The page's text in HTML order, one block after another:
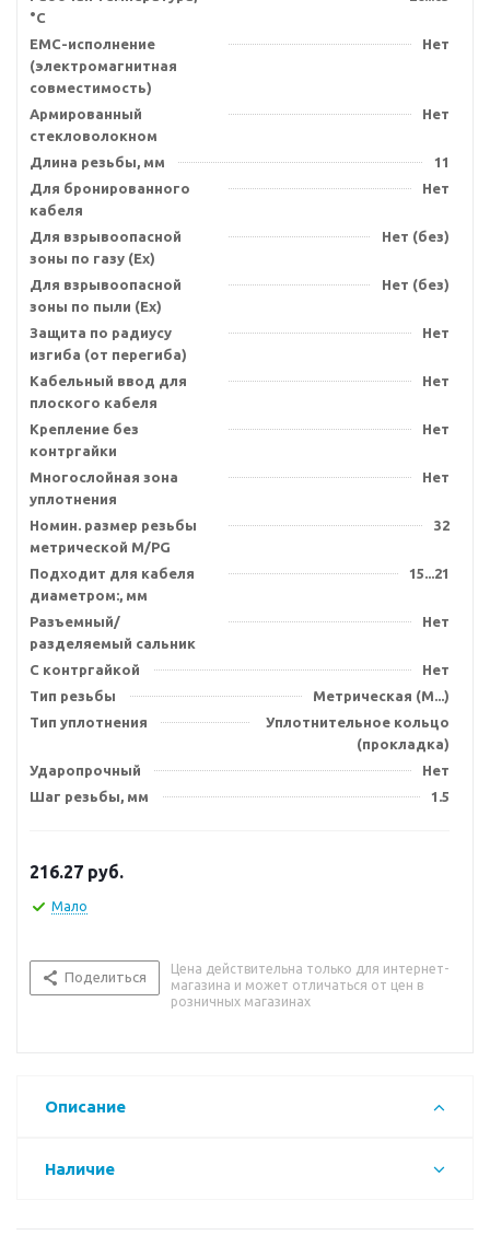
°C
EMC-исполнение
(электромагнитная
совместимость)
Нет
Армированный
стекловолокном
Нет
Длина резьбы, мм
11
Для бронированного
кабеля
Нет
Для взрывоопасной
зоны по газу (Ex)
Нет (без)
Для взрывоопасной
зоны по пыли (Ex)
Нет (без)
Защита по радиусу
изгиба (от перегиба)
Нет
Кабельный ввод для
плоского кабеля
Нет
Крепление без
контргайки
Нет
Многослойная зона
уплотнения
Нет
Номин. размер резьбы
метрической M/PG
32
Подходит для кабеля
диаметром:, мм
15...21
Разъемный/
разделяемый сальник
Нет
С контргайкой
Нет
Тип резьбы
Метрическая (M...)
Тип уплотнения
Уплотнительное кольцо
(прокладка)
Ударопрочный
Нет
Шаг резьбы, мм
1.5
216.27 руб.
Мало
Поделиться
Цена действительна только для интернет-
магазина и может отличаться от цен в
розничных магазинах
Описание
Наличие